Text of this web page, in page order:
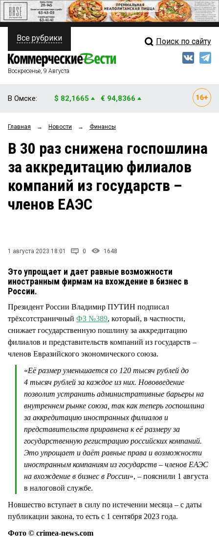
ПОЛИТИКА
ФИНАНСЫ
ОБЩЕСТВО
ЗАКОН
НОВОСТИ КОМПАНИЙ
ПРОИСШЕСТВИЯ
Свежий выпуск
Рейтинги
Блоги
Архив
Все рубрики Поиск по сайту
Воскресенье, 9 Августа
В Омске: $ 82,1665 € 94,8366
Главная → Новости → Финансы
В 30 раз снижена госпошлина
за аккредитацию филиалов
компаний из государств –
членов ЕАЭС
1 августа 2023 18:01 0 1648
Это упрощает и дает равные возможности
иностранным фирмам на вхождение в бизнес в
России.
Президент России Владимир ПУТИН подписал
трёхсотстраничный ФЗ №389, который, в частности,
снижает государственную пошлину за аккредитацию
филиалов и представительств компаний из государств –
членов Евразийского экономического союза.
«Её размер уменьшается со 120 тысяч рублей до
4 тысяч рублей за каждое из них. Нововведение
позволит устранить административные барьеры на
внутреннем рынке союза, так как теперь госпошлина
за аккредитацию иностранных филиалов и
представительств приравнена к её размеру за
государственную регистрацию российских компаний.
Это упрощает и даёт равные права и возможности
иностранным компаниям из государств – членов ЕАЭС
на вхождение в бизнес в России», – пояснили 1 августа
в налоговой службе.
Новшество вступает в силу по истечении месяца – с даты
публикации закона, то есть с 1 сентября 2023 года.
Фото © crimea-news.com